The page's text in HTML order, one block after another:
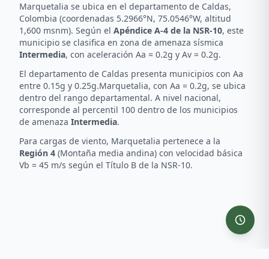
Marquetalia se ubica en el departamento de Caldas,
Colombia (coordenadas 5.2966°N, 75.0546°W, altitud
1,600 msnm). Según el Apéndice A-4 de la NSR-10, este
municipio se clasifica en zona de amenaza sísmica
Intermedia, con aceleración Aa = 0.2g y Av = 0.2g.
El departamento de Caldas presenta municipios con Aa
entre 0.15g y 0.25g.Marquetalia, con Aa = 0.2g, se ubica
dentro del rango departamental. A nivel nacional,
corresponde al percentil 100 dentro de los municipios
de amenaza Intermedia.
Para cargas de viento, Marquetalia pertenece a la
Región 4 (Montaña media andina) con velocidad básica
Vb = 45 m/s según el Título B de la NSR-10.